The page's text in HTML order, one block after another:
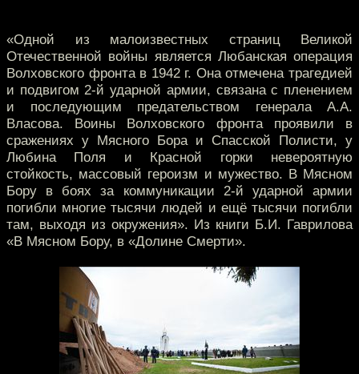
«Одной из малоизвестных страниц Великой
Отечественной войны является Любанская операция
Волховского фронта в 1942 г. Она отмечена трагедией
и подвигом 2-й ударной армии, связана с пленением
и последующим предательством генерала А.А.
Власова. Воины Волховского фронта проявили в
сражениях у Мясного Бора и Спасской Полисти, у
Любина Поля и Красной горки невероятную
стойкость, массовый героизм и мужество. В Мясном
Бору в боях за коммуникации 2-й ударной армии
погибли многие тысячи людей и ещё тысячи погибли
там, выходя из окружения». Из книги Б.И. Гаврилова
«В Мясном Бору, в «Долине Смерти».